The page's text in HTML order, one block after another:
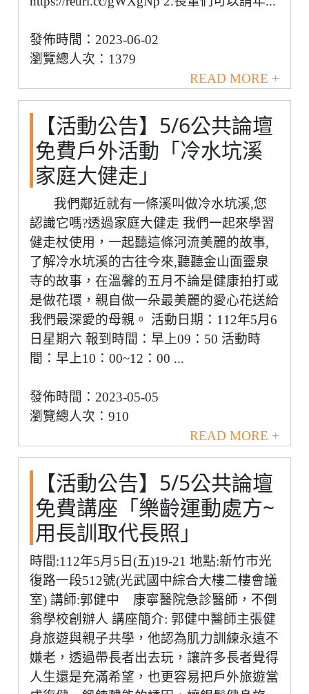
發佈時間：2023-06-02
瀏覽總人次：1379
READ MORE +
【活動公告】5/6公共論壇
免費戶外活動「冷水坑溪
家庭大健走」
我們鄰近就有一條溪叫做冷水坑溪,您
認識它嗎?透過家庭大健走 我們一起來學習
健走杖使用，一起聽這條河流美麗的故事,
了解冷水坑溪的古往今來,聽聽金山面靈泉
寺的故事，在溫馨的五月不論是健康拍打或
是做花環，親自做一朵最美麗的愛心花送給
我們最深愛的母親。 活動日期：112年5月6
日星期六 報到時間：早上09：50 活動時
間：早上10：00~12：00 ...
發佈時間：2023-05-05
瀏覽總人次：910
READ MORE +
【活動公告】5/5公共論壇
免費講座「樂齡運動處方~
用長訓取代長照」
時間:112年5月5日(五)19-21 地點:新竹市光
復路一段512號(光武國中綜合大樓二樓會議
室) 講師:郭健中 康寧醫院急診醫師，不倒
翁學校創辦人 講座簡介: 郭健中醫師主張健
身旅遊與親子共學，他認為肌力訓練永遠不
嫌老，透過帶長者出去玩，讓許多長者覺得
人生還是充滿希望，也更容易把戶外旅遊當